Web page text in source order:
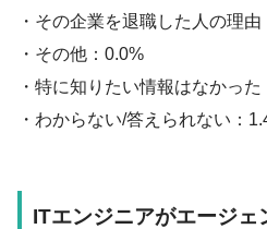
・その企業を退職した人の理
・その他：0.0%
・特に知りたい情報はなかった
・わからない/答えられない：
ITエンジニアがエージ